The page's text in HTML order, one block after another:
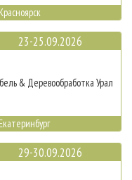
Красноярск
23-25.09.2026
& Деревообработка Урал
Екатеринбург
29-30.09.2026